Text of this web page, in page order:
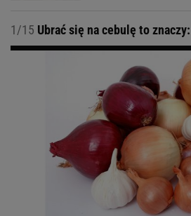
1/15 Ubrać się na cebulę to znaczy: